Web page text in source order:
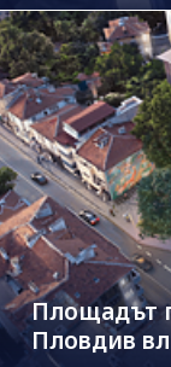
Площадът
Пловдив